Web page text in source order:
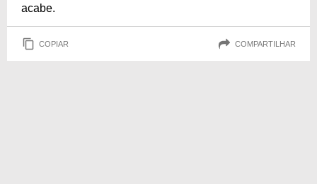
acabe.
COPIAR COMPARTILHAR